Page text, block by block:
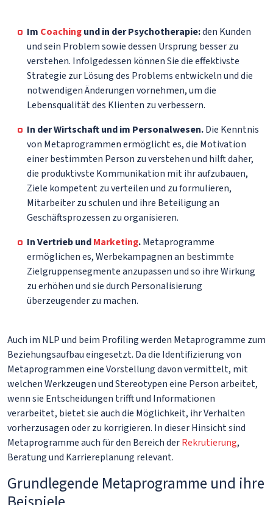
Im Coachingund in der Psychotherapie:den Kunden
und sein Problem sowie dessen Ursprung besser zu
verstehen. Infolgedessen können Sie die effektivste
Strategie zur Lösung des Problems entwickeln und die
notwendigen Änderungen vornehmen, um die
Lebensqualität des Klienten zu verbessern.
In der Wirtschaft und im Personalwesen.Die Kenntnis
von Metaprogrammen ermöglicht es, die Motivation
einer bestimmten Person zu verstehen und hilft daher,
die produktivste Kommunikation mit ihr aufzubauen,
Ziele kompetent zu verteilen und zu formulieren,
Mitarbeiter zu schulen und ihre Beteiligung an
Geschäftsprozessen zu organisieren.
In Vertrieb undMarketing.Metaprogramme
ermöglichen es, Werbekampagnen an bestimmte
Zielgruppensegmente anzupassen und so ihre Wirkung
zu erhöhen und sie durch Personalisierung
überzeugender zu machen.
Auch im NLP und beim Profiling werden Metaprogramme zum
Beziehungsaufbau eingesetzt. Da die Identifizierung von
Metaprogrammen eine Vorstellung davon vermittelt, mit
welchen Werkzeugen und Stereotypen eine Person arbeitet,
wenn sie Entscheidungen trifft und Informationen
verarbeitet, bietet sie auch die Möglichkeit, ihr Verhalten
vorherzusagen oder zu korrigieren. In dieser Hinsicht sind
Metaprogramme auch für den Bereich derRekrutierung,
Beratung und Karriereplanung relevant.
Grundlegende Metaprogramme und ihre